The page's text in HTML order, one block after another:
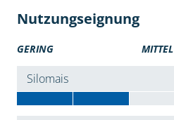
Nutzungseignung
GERING MITTEL
Silomais